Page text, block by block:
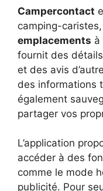
Campercontact
camping-
emplacements à
fournit des
et des avis
des informations
également
partager vos
L’application
accéder à des
comme le mode
publicité. Pour